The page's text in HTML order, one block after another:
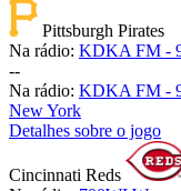
Pittsburgh Pirates
Na rádio: KDKA FM -
--
Na rádio: KDKA FM -
New York
Detalhes sobre o jogo
Cincinnati Reds